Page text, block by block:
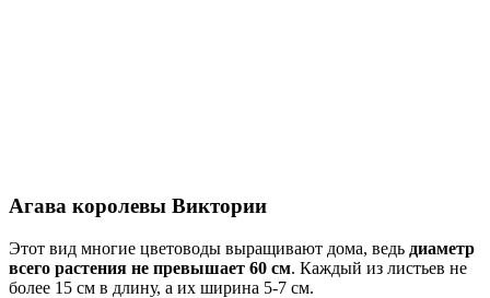
Агава королевы Виктории
Этот вид многие цветоводы выращивают дома, ведь диаметр
всего растения не превышает 60 см. Каждый из листьев не
более 15 см в длину, а их ширина 5-7 см.